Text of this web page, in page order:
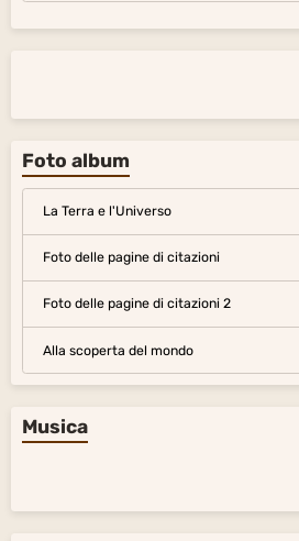
Foto album
La Terra e l'Universo
Foto delle pagine di citazioni
Foto delle pagine di citazioni 2
Alla scoperta del mondo
Musica